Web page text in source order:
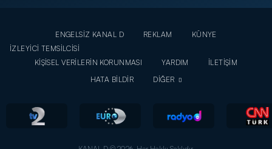
ENGELSİZ KANAL D REKLAM
KÜNYE
İZLEYİCİ TEMSİLCİSİ
KİŞİSEL VERİLERİN KORUNMASI
YARDIM
İLETİŞİM
HATA BİLDİR
DİĞER